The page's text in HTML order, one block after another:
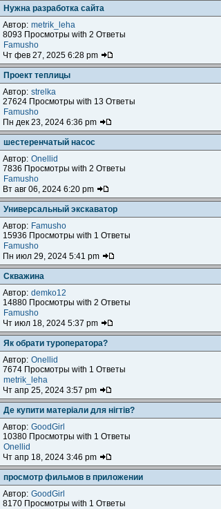
Нужна разработка сайта
Автор: metrik_leha
8093 Просмотры with 2 Ответы
Famusho
Чт фев 27, 2025 6:28 pm
Проект теплицы
Автор: strelka
27624 Просмотры with 13 Ответы
Famusho
Пн дек 23, 2024 6:36 pm
шестеренчатый насос
Автор: Onellid
7836 Просмотры with 2 Ответы
Famusho
Вт авг 06, 2024 6:20 pm
Универсальный экскаватор
Автор: Famusho
15936 Просмотры with 1 Ответы
Famusho
Пн июл 29, 2024 5:41 pm
Скважина
Автор: demko12
14880 Просмотры with 2 Ответы
Famusho
Чт июл 18, 2024 5:37 pm
Як обрати туроператора?
Автор: Onellid
7674 Просмотры with 1 Ответы
metrik_leha
Чт апр 25, 2024 3:57 pm
Де купити матеріали для нігтів?
Автор: GoodGirl
10380 Просмотры with 1 Ответы
Onellid
Чт апр 18, 2024 3:46 pm
просмотр фильмов в приложении
Автор: GoodGirl
8170 Просмотры with 1 Ответы